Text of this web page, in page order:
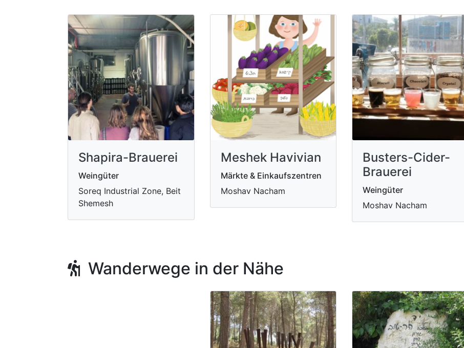
Shapira-Brauerei
Weingüter
Soreq Industrial Zone, Beit
Shemesh
Meshek Havivian
Märkte & Einkaufszentren
Moshav Nacham
Busters-Cider-
Brauerei
Weingüter
Moshav Nacham
Wanderwege in der Nähe